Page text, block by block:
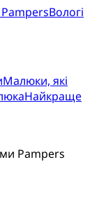
Вологі
Малюки, які
Найкраще
Pampers